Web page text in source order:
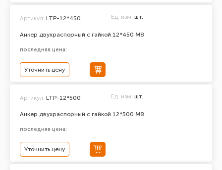
Анкер двухраспорный с гайкой 12*450 М8
Артикул: LTP-12*450 Ед. изм. шт.
последняя цена:
Уточнить цену
Анкер двухраспорный с гайкой 12*500 М8
Артикул: LTP-12*500 Ед. изм. шт.
последняя цена:
Уточнить цену